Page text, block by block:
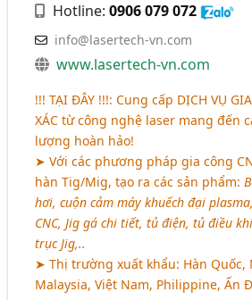
Hotline:0906 079 072
info@lasertech-vn.com
www.lasertech-vn.com
!!! TẠI ĐÂY !!!: Cung cấp DỊCH VỤ
XÁC từ công nghệ laser mang đến
lượng hoàn hảo!
➤ Với các phương pháp gia công
hàn Tig/Mig, tạo ra các sản phẩm:
hơi, cuộn cảm máy khuếch đại
CNC, Jig gá chi tiết, tủ điện, tủ điều
trục Jig,..
➤ Thị trường xuất khẩu: Hàn Quốc,
Malaysia, Việt Nam, Philippine, Ấn